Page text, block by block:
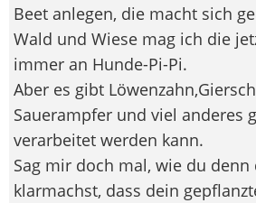
Beet anlegen, die macht sich
Wald und Wiese mag ich die
immer an Hunde-Pi-Pi.
Aber es gibt
Sauerampfer und viel anderes
verarbeitet werden kann.
Sag mir doch mal, wie du denn
klarmachst, dass dein